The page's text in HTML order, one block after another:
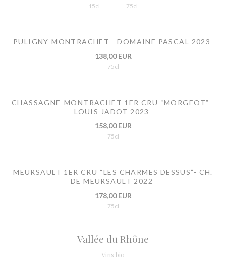
15cl 75cl
PULIGNY-MONTRACHET - DOMAINE PASCAL 2023
138,00 EUR
75cl
CHASSAGNE-MONTRACHET 1ER CRU “MORGEOT” -
LOUIS JADOT 2023
158,00 EUR
75cl
MEURSAULT 1ER CRU “LES CHARMES DESSUS”- CH.
DE MEURSAULT 2022
178,00 EUR
75cl
Vallée du Rhône
Vins bio